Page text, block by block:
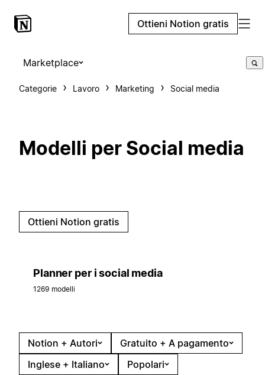
Ottieni Notion gratis
Marketplace
Categorie Lavoro Marketing Social media
Modelli per Social media
Ottieni Notion gratis
Planner per i social media
1269 modelli
Notion + Autori
Gratuito + A pagamento
Inglese + Italiano
Popolari